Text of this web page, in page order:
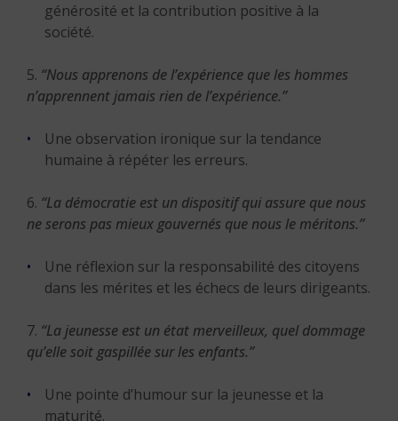
générosité et la contribution positive à la
société.
5. “Nous apprenons de l’expérience que les hommes
n’apprennent jamais rien de l’expérience.”
Une observation ironique sur la tendance
humaine à répéter les erreurs.
6. “La démocratie est un dispositif qui assure que nous
ne serons pas mieux gouvernés que nous le méritons.”
Une réflexion sur la responsabilité des citoyens
dans les mérites et les échecs de leurs dirigeants.
7. “La jeunesse est un état merveilleux, quel dommage
qu’elle soit gaspillée sur les enfants.”
Une pointe d’humour sur la jeunesse et la
maturité.